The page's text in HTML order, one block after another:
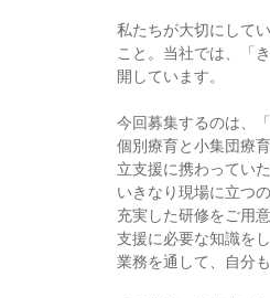
私たちが大切にして
こと。当社では、「
開しています。
今回募集するのは、
個別療育と小集団療
立支援に携わっていた
いきなり現場に立つ
充実した研修をご用
支援に必要な知識を
業務を通して、自分